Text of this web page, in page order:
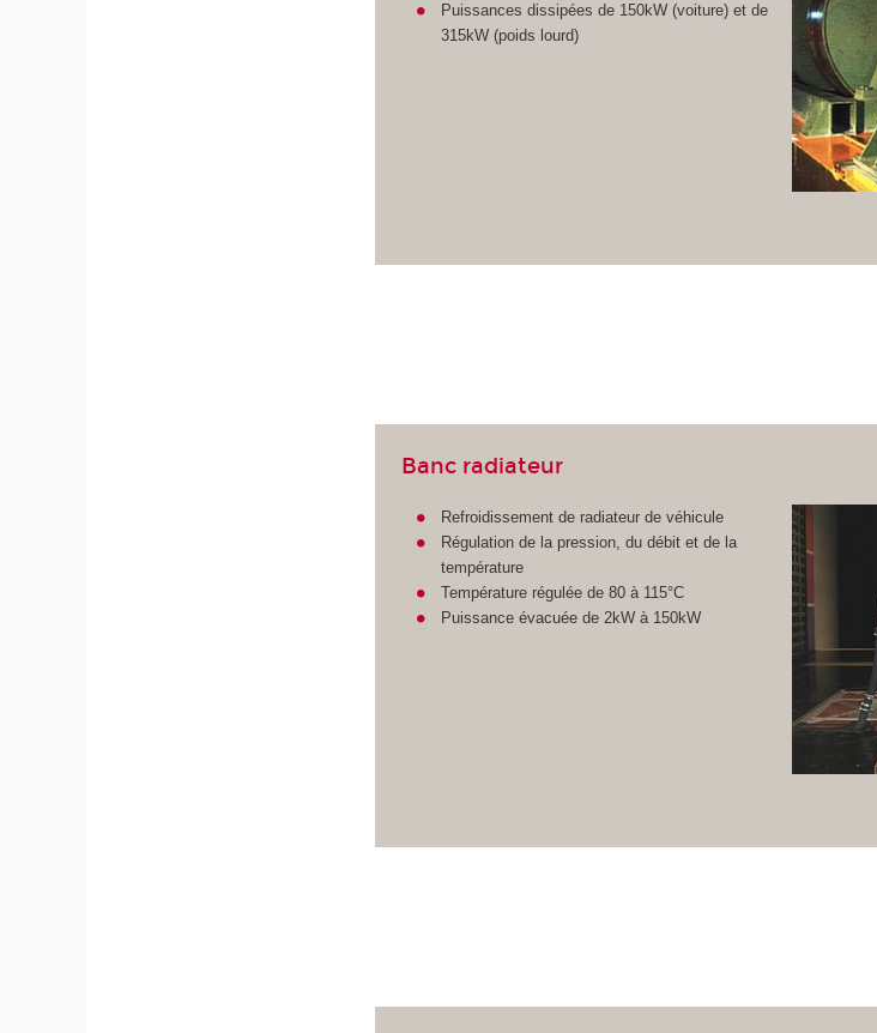
Puissances dissipées de 150kW (voiture) et de
315kW (poids lourd)
Banc radiateur
Refroidissement de radiateur de véhicule
Régulation de la pression, du débit et de la
température
Température régulée de 80 à 115°C
Puissance évacuée de 2kW à 150kW